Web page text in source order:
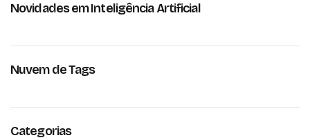
Novidades em Inteligência Artificial
Nuvem de Tags
Categorias